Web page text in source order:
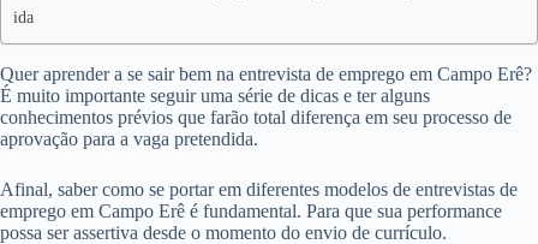
ida
Quer aprender a se sair bem na entrevista de emprego em Campo Erê?
É muito importante seguir uma série de dicas e ter alguns
conhecimentos prévios que farão total diferença em seu processo de
aprovação para a vaga pretendida.
Afinal, saber como se portar em diferentes modelos de entrevistas de
emprego em Campo Erê é fundamental. Para que sua performance
possa ser assertiva desde o momento do envio de currículo.